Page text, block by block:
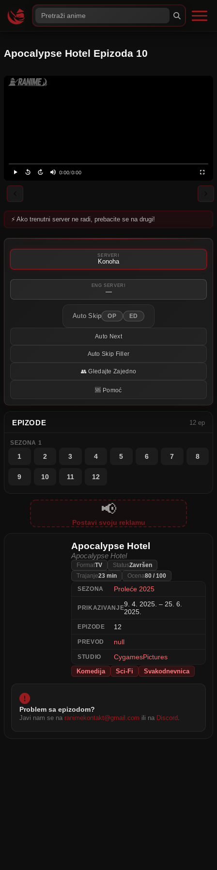
Apocalypse Hotel Epizoda 10
0:00/0:00
Server nije dostupan
Pokušajte neki drugi server.
⚡ Ako trenutni server ne radi, prebacite se na drugi!
SERVERI
Konoha
ENG SERVERI
—
Auto Skip OP ED
Auto Next
Auto Skip Filler
👥 Gledajte Zajedno
🆘 Pomoć
Apocalypse Hotel
Apocalypse Hotel
FormatTV StatusZavršen
Trajanje23 min Ocena80 / 100
SEZONA Proleće 2025
PRIKAZIVANJE9. 4. 2025. – 25. 6.
2025.
EPIZODE 12
PREVOD null
STUDIO CygamesPictures
Komedija Sci-Fi Svakodnevnica
Problem sa epizodom?
Javi nam se na ranimekontakt@gmail.com ili na Discord
EPIZODE 12 ep
SEZONA 1
1 2 3 4 5 6 7 8
9 10 11 12
📢
Postavi svoju reklamu